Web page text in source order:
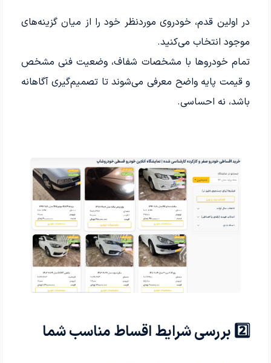
در اولین قدم، خودروی موردنظر خود را از میان گزینه‌های
موجود انتخاب می‌کنید.
تمام خودروها با مشخصات شفاف، وضعیت فنی مشخص
و قیمت پایه واضح معرفی می‌شوند تا تصمیم‌گیری آگاهانه
باشد، نه احساسی.
2️⃣ بررسی شرایط اقساط مناسب شما